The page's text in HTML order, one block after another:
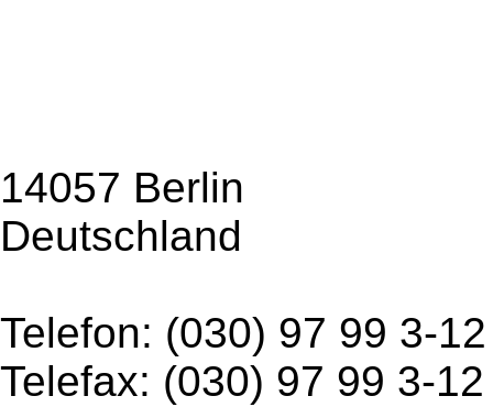
14057 Berlin
Deutschland
Telefon: (030) 97 99 3-
Telefax: (030) 97 99 3-